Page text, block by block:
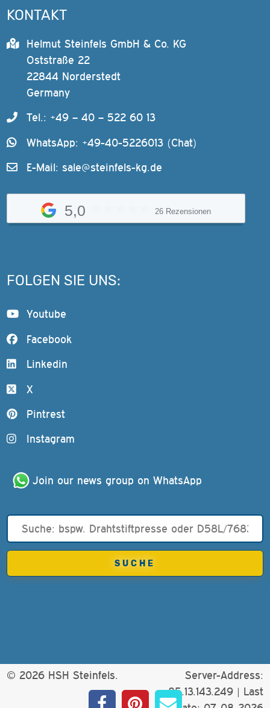
KONTAKT
Helmut Steinfels GmbH & Co. KG
Oststraße 22
22844 Norderstedt
Germany
Tel.: +49 – 40 – 522 60 13
WhatsApp: +49-40-5226013 (Chat)
E-Mail: sale@steinfels-kg.de
5,0 26 Rezensionen
FOLGEN SIE UNS:
Youtube
Facebook
Linkedin
X
Pintrest
Instagram
Join our news group on WhatsApp
© 2026 HSH Steinfels.
Server-Address:
85.13.143.249 | Last